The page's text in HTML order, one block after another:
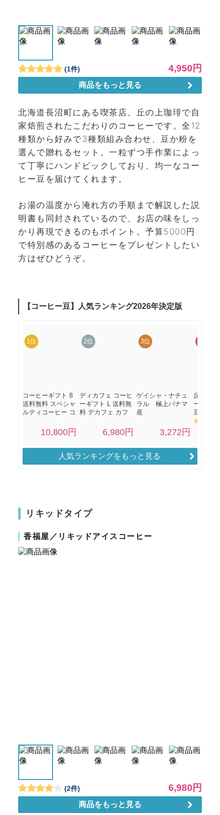
北海道長沼町にある喫茶店、丘の上珈琲で自
家焙煎されたこだわりのコーヒーです。全12
種類から好みで3種類組み合わせ、豆か粉を
選んで贈れるセット。一粒ずつ手作業によっ
て丁寧にハンドピックしており、均一なコー
ヒー豆を届けてくれます。
お湯の温度から淹れ方の手順まで解説した説
明書も同封されているので、お店の味をしっ
かり再現できるのもポイント。予算5000円
で特別感のあるコーヒーをプレゼントしたい
方はぜひどうぞ。
人気ランキングをもっと見る
リキッドタイプ
香福屋／リキッドアイスコーヒー